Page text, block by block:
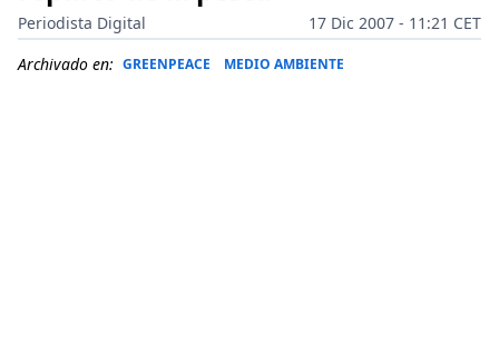
Periodista Digital
17 Dic 2007 - 11:21 CET
Archivado en: GREENPEACE MEDIO AMBIENTE